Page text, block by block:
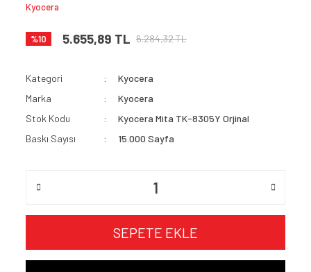
Kyocera
%10 5.655,89 TL 6.284,32 TL
Kategori
Kyocera
Marka
Kyocera
Stok Kodu
Kyocera Mita TK-8305Y Orjinal
Baskı Sayısı
15.000 Sayfa
SEPETE EKLE